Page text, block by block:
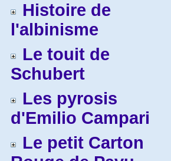
Histoire de
l'albinisme
Le touit de
Schubert
Les pyrosis
d'Emilio Campari
Le petit Carton